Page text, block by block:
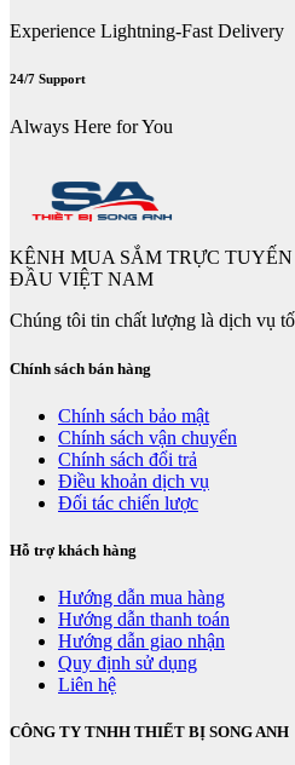
Experience Lightning-Fast Delivery
24/7 Support
Always Here for You
KÊNH MUA SẮM TRỰC
ĐẦU VIỆT NAM
Chúng tôi tin chất lượng là dịch vụ
Chính sách bán hàng
Chính sách bảo mật
Chính sách vận chuyển
Chính sách đổi trả
Điều khoản dịch vụ
Đối tác chiến lược
Hỗ trợ khách hàng
Hướng dẫn mua hàng
Hướng dẫn thanh toán
Hướng dẫn giao nhận
Quy định sử dụng
Liên hệ
CÔNG TY TNHH THIẾT BỊ SONG ANH